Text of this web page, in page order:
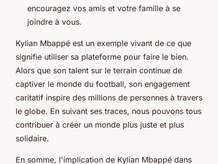
encouragez vos amis et votre famille à se
joindre à vous.
Kylian Mbappé est un exemple vivant de ce que
signifie utiliser sa plateforme pour faire le bien.
Alors que son talent sur le terrain continue de
captiver le monde du football, son engagement
caritatif inspire des millions de personnes à travers
le globe. En suivant ses traces, nous pouvons tous
contribuer à créer un monde plus juste et plus
solidaire.
En somme, l'implication de Kylian Mbappé dans